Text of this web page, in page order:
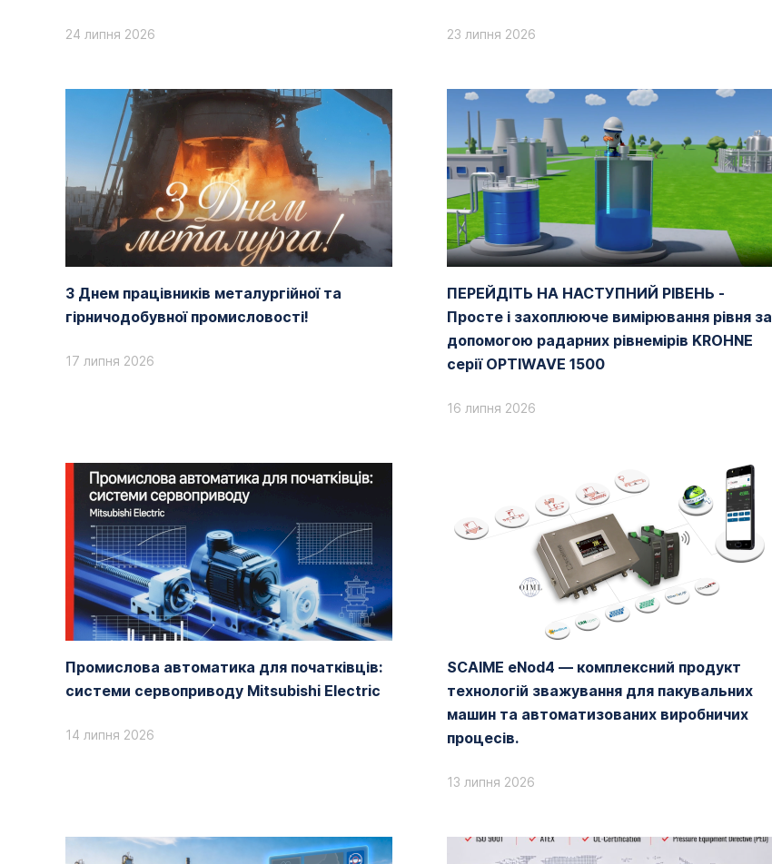
24 липня 2026 23 липня 2026
З Днем працівників металургійної та
гірничодобувної промисловості!
17 липня 2026
ПЕРЕЙДІТЬ НА НАСТУПНИЙ РІВЕНЬ -
Просте і захоплююче вимірювання рівня за
допомогою радарних рівнемірів KROHNE
серії OPTIWAVE 1500
16 липня 2026
Промислова автоматика для початківців:
системи сервоприводу Mitsubishi Electric
14 липня 2026
SCAIME eNod4 — комплексний продукт
технологій зважування для пакувальних
машин та автоматизованих виробничих
процесів.
13 липня 2026